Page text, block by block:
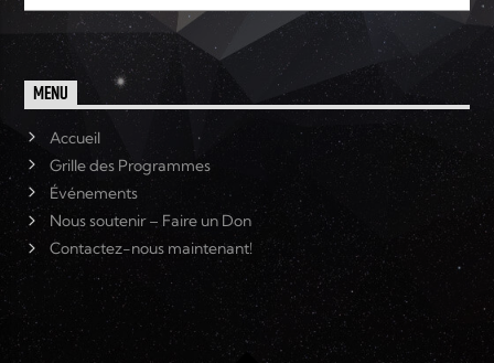
MENU
Accueil
Grille des Programmes
Événements
Nous soutenir – Faire un Don
Contactez-nous maintenant!